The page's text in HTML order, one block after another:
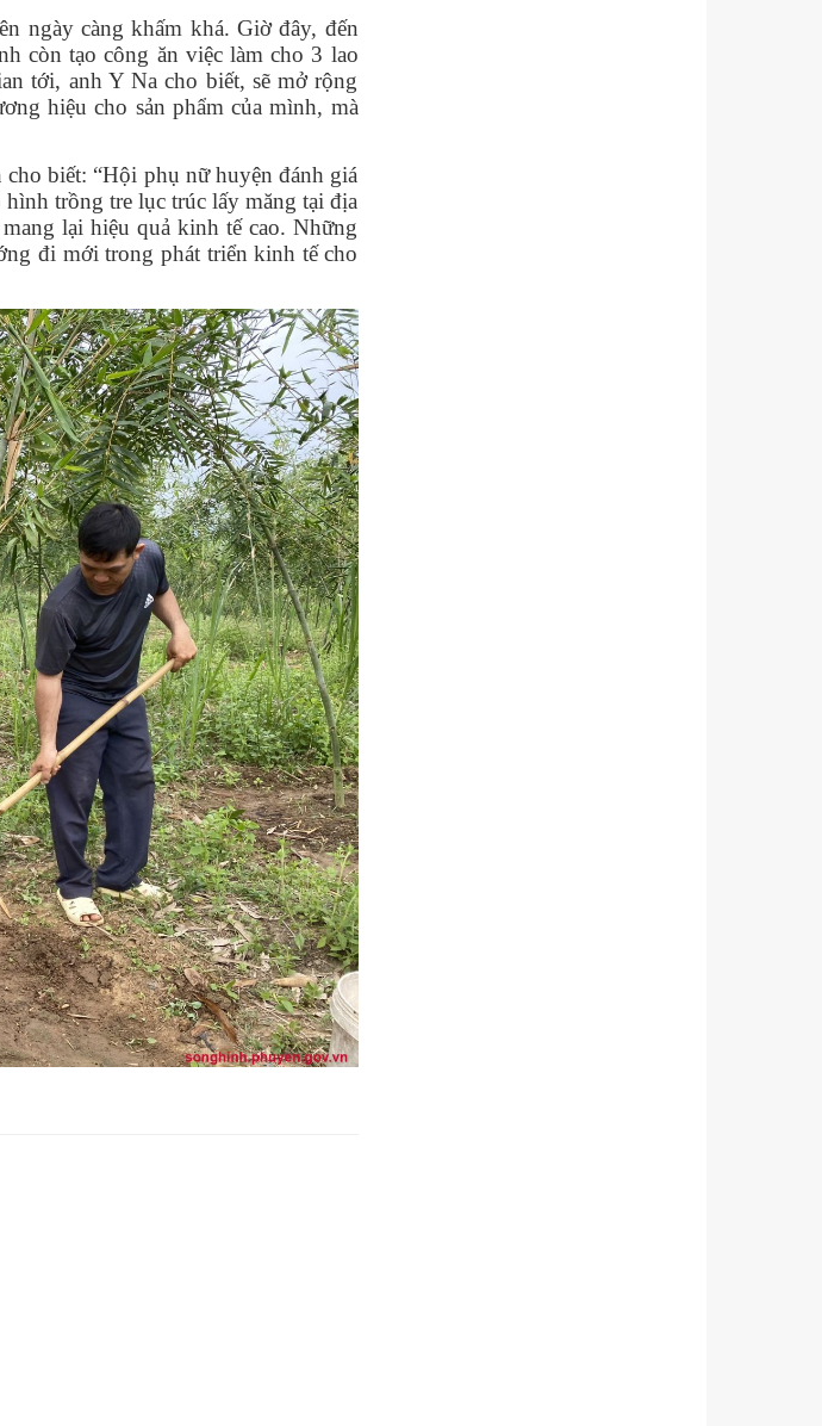
ngày càng khấm khá. Giờ đây, đến
còn tạo công ăn việc làm cho 3 lao
tới, anh Y Na cho biết, sẽ mở rộng
hiệu cho sản phẩm của mình, mà
biết: “Hội phụ nữ huyện đánh giá
trồng tre lục trúc lấy măng tại địa
lại hiệu quả kinh tế cao. Những
đi mới trong phát triển kinh tế cho